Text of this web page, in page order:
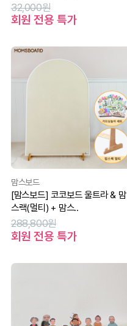
32,000원
회원 전용 특가
맘스보드
[맘스보드] 코코보드 울트라 & 맘
스랙(멀티) + 맘스..
288,800원
회원 전용 특가